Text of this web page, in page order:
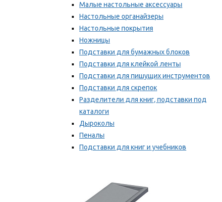
Малые настольные аксессуары
Настольные органайзеры
Настольные покрытия
Ножницы
Подставки для бумажных блоков
Подставки для клейкой ленты
Подставки для пишущих инструментов
Подставки для скрепок
Разделители для книг, подставки под
каталоги
Дыроколы
Пеналы
Подставки для книг и учебников